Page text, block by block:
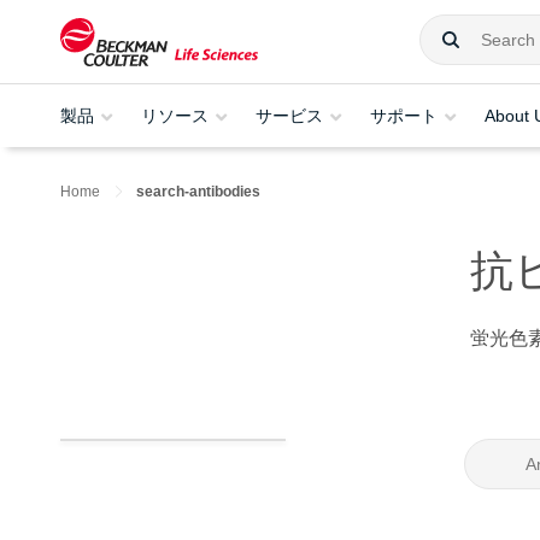
製品 リソース サービス サポート About
Home search-antibodies
抗
蛍光色